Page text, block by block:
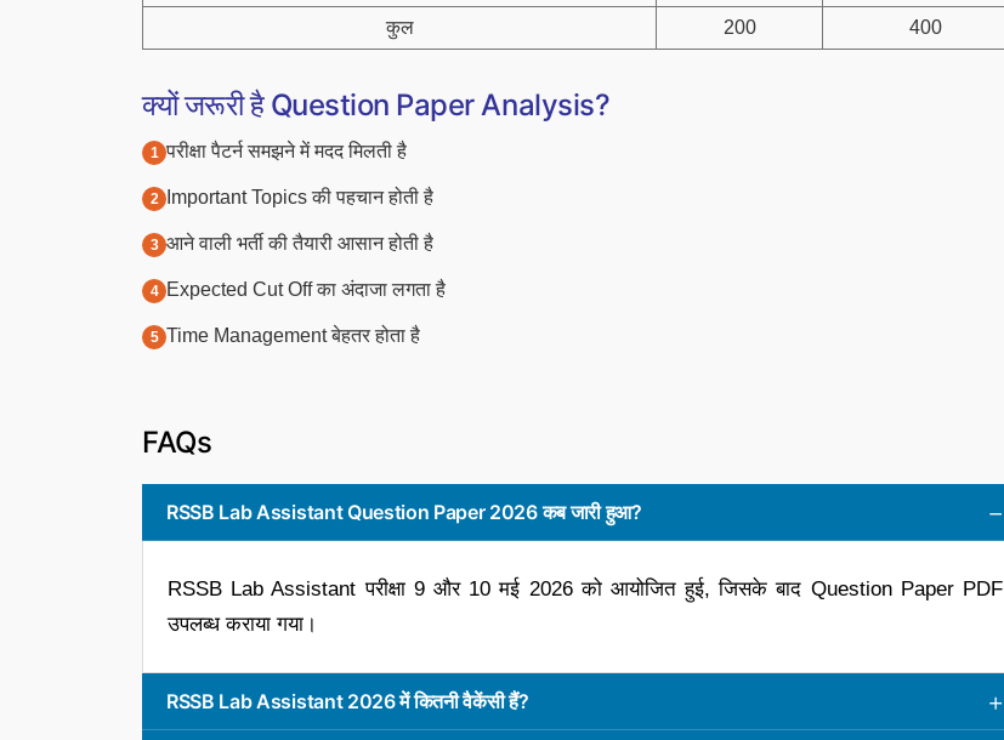
कुल 200 400
क्यों जरूरी है Question Paper Analysis?
परीक्षा पैटर्न समझने में मदद मिलती है
Important Topics की पहचान होती है
आने वाली भर्ती की तैयारी आसान होती है
Expected Cut Off का अंदाजा लगता है
Time Management बेहतर होता है
FAQs
RSSB Lab Assistant Question Paper 2026 कब जारी हुआ?
RSSB Lab Assistant परीक्षा 9 और 10 मई 2026 को आयोजित हुई, जिसके बाद Question Paper PDF
उपलब्ध कराया गया।
RSSB Lab Assistant 2026 में कितनी वैकेंसी हैं?